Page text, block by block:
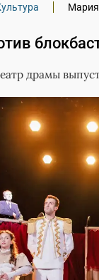
драмы